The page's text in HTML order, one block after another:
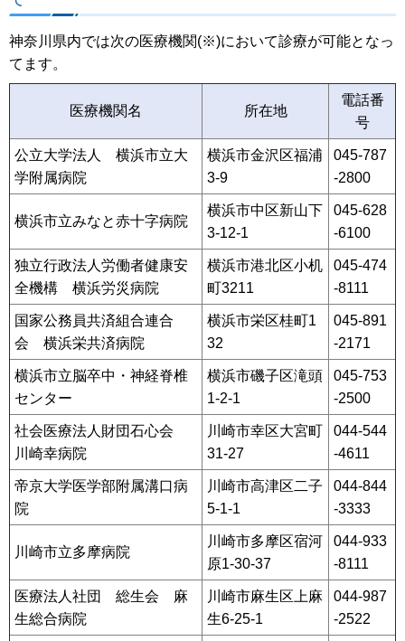
神奈川県内では次の医療機関(※)において診療が可能となっ
てます。
医療機関名 所在地
電話番
号
公立大学法人 横浜市立大
学附属病院
横浜市金沢区福浦
3-9
045-787
-2800
横浜市立みなと赤十字病院
横浜市中区新山下
3-12-1
045-628
-6100
独立行政法人労働者健康安
全機構 横浜労災病院
横浜市港北区小机
町3211
045-474
-8111
国家公務員共済組合連合
会 横浜栄共済病院
横浜市栄区桂町1
32
045-891
-2171
横浜市立脳卒中・神経脊椎
センター
横浜市磯子区滝頭
1-2-1
045-753
-2500
社会医療法人財団石心会
川崎幸病院
川崎市幸区大宮町
31-27
044-544
-4611
帝京大学医学部附属溝口病
院
川崎市高津区二子
5-1-1
044-844
-3333
川崎市立多摩病院
川崎市多摩区宿河
原1-30-37
044-933
-8111
医療法人社団 総生会 麻
生総合病院
川崎市麻生区上麻
生6-25-1
044-987
-2522